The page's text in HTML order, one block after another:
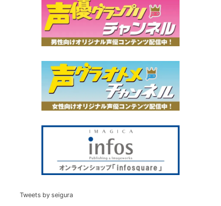
Tweets by seigura